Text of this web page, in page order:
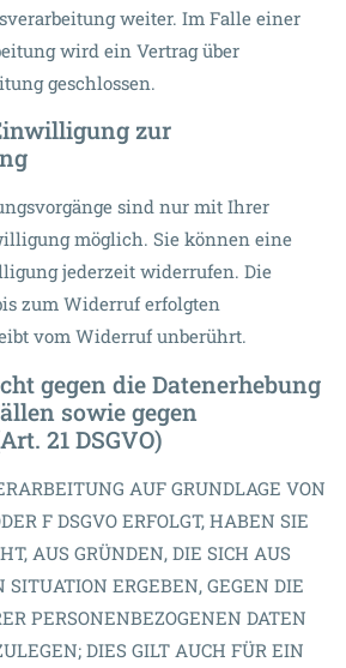
weiter. Im Falle einer
wird ein Vertrag über
geschlossen.
zur
sind nur mit Ihrer
möglich. Sie können eine
jederzeit widerrufen. Die
zum Widerruf erfolgten
vom Widerruf unberührt.
gegen die Datenerhebung
sowie gegen
21 DSGVO)
AUF GRUNDLAGE VON
F DSGVO ERFOLGT, HABEN SIE
AUS GRÜNDEN, DIE SICH AUS
SITUATION ERGEBEN, GEGEN DIE
PERSONENBEZOGENEN DATEN
DIES GILT AUCH FÜR EIN